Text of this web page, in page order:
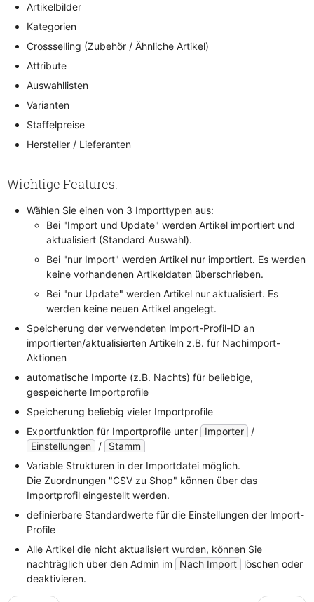
Artikelbilder
Kategorien
Crossselling (Zubehör / Ähnliche Artikel)
Attribute
Auswahllisten
Varianten
Staffelpreise
Hersteller / Lieferanten
Wichtige Features:
Wählen Sie einen von 3 Importtypen aus:
Bei "Import und Update" werden Artikel importiert und
aktualisiert (Standard Auswahl).
Bei "nur Import" werden Artikel nur importiert. Es werden
keine vorhandenen Artikeldaten überschrieben.
Bei "nur Update" werden Artikel nur aktualisiert. Es
werden keine neuen Artikel angelegt.
Speicherung der verwendeten Import-Profil-ID an
importierten/aktualisierten Artikeln z.B. für Nachimport-
Aktionen
automatische Importe (z.B. Nachts) für beliebige,
gespeicherte Importprofile
Speicherung beliebig vieler Importprofile
Exportfunktion für Importprofile unter
Importer
/
Einstellungen
/
Stamm
Variable Strukturen in der Importdatei möglich.
Die Zuordnungen "CSV zu Shop" können über das
Importprofil eingestellt werden.
definierbare Standardwerte für die Einstellungen der Import-
Profile
Alle Artikel die nicht aktualisiert wurden, können Sie
nachträglich über den Admin im
Nach Import
löschen oder
deaktivieren.